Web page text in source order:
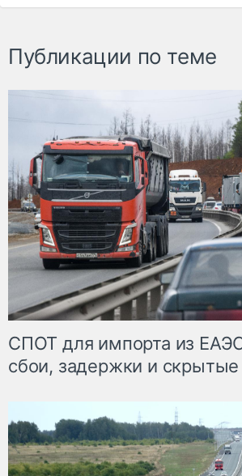
Публикации по теме
СПОТ для импорта из
сбои, задержки и